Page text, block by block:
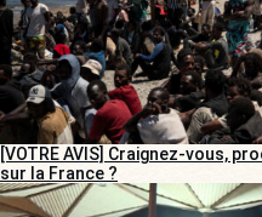
[VOTRE AVIS] Craignez-vous,
sur la France ?